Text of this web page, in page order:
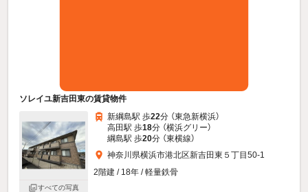
ソレイユ新吉田東の賃貸物件
すべての写真
新綱島駅 歩22分 （東急新横浜）
高田駅 歩18分 （横浜グリー）
綱島駅 歩20分 （東横線）
神奈川県横浜市港北区新吉田東５丁目50-1
2階建 / 18年 / 軽量鉄骨